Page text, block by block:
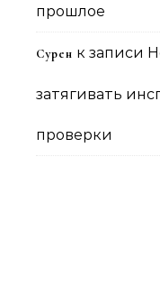
прошлое
Сурен к записи
затягивать
проверки